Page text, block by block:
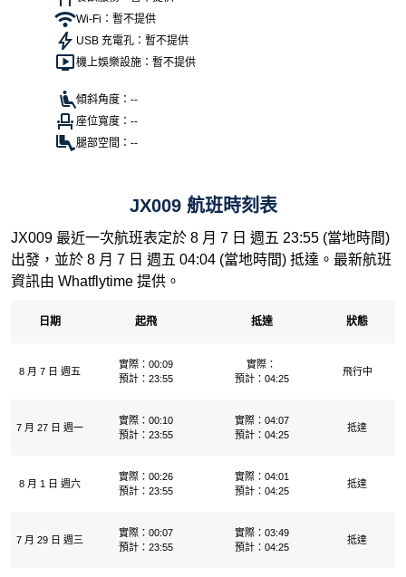
Wi-Fi：暫不提供
USB 充電孔：暫不提供
機上娛樂設施：暫不提供
傾斜角度：--
座位寬度：--
腿部空間：--
JX009 航班時刻表
JX009 最近一次航班表定於 8 月 7 日 週五 23:55 (當地時間)
出發，並於 8 月 7 日 週五 04:04 (當地時間) 抵達。最新航班
資訊由 Whatflytime 提供。
日期 起飛 抵達 狀態
8 月 7 日 週五
實際：00:09
預計：23:55
實際：
預計：04:25
飛行中
7 月 27 日 週一
實際：00:10
預計：23:55
實際：04:07
預計：04:25
抵達
8 月 1 日 週六
實際：00:26
預計：23:55
實際：04:01
預計：04:25
抵達
7 月 29 日 週三
實際：00:07
預計：23:55
實際：03:49
預計：04:25
抵達